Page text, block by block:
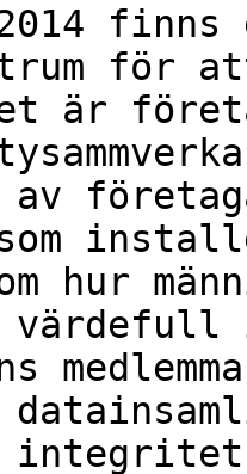
2014
för
är
av
hur